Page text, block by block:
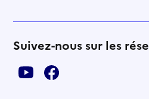
Suivez-nous sur les